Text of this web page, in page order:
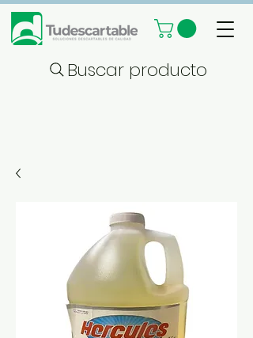
Buscar producto